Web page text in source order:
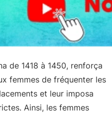
de 1418 à 1450, renforça
femmes de fréquenter les
et leur imposa
Ainsi, les femmes